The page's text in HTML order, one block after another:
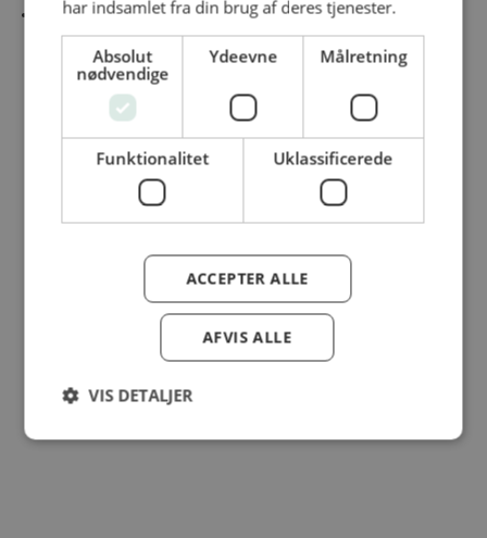
Persondatapolitik
© Dansk Cater A/S - All rights reserved
har indsamlet fra din brug af deres tjenester.
Absolut
nødvendige
Ydeevne Målretning
Funktionalitet Uklassificerede
ACCEPTER ALLE
AFVIS ALLE
VIS DETALJER